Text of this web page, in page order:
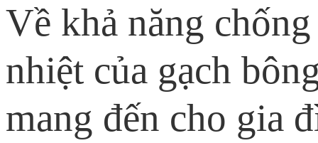
Về khả năng
nhiệt của gạch
mang đến cho gia